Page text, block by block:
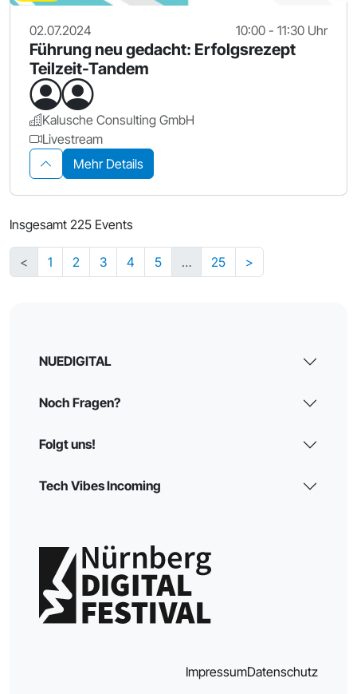
02.07.2024 10:00 - 11:30 Uhr
Führung neu gedacht: Erfolgsrezept
Teilzeit-Tandem
Kalusche Consulting GmbH
Livestream
Mehr Details
Insgesamt 225 Events
< 1 2 3 4 5 … 25 >
NUEDIGITAL
Noch Fragen?
Folgt uns!
Tech Vibes Incoming
ImpressumDatenschutz